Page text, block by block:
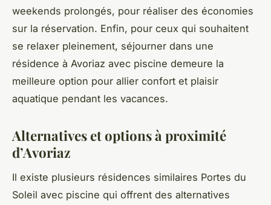
weekends prolongés, pour réaliser des économies
sur la réservation. Enfin, pour ceux qui souhaitent
se relaxer pleinement, séjourner dans une
résidence à Avoriaz avec piscine demeure la
meilleure option pour allier confort et plaisir
aquatique pendant les vacances.
Alternatives et options à proximité
d’Avoriaz
Il existe plusieurs résidences similaires Portes du
Soleil avec piscine qui offrent des alternatives